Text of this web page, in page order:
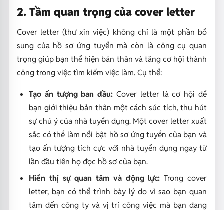
2. Tầm quan trọng của cover letter
Cover letter (thư xin việc) không chỉ là một phần bổ
sung của hồ sơ ứng tuyển mà còn là công cụ quan
trọng giúp bạn thể hiện bản thân và tăng cơ hội thành
công trong việc tìm kiếm việc làm. Cụ thể:
Tạo ấn tượng ban đầu: Cover letter là cơ hội để
bạn giới thiệu bản thân một cách súc tích, thu hút
sự chú ý của nhà tuyển dụng. Một cover letter xuất
sắc có thể làm nổi bật hồ sơ ứng tuyển của bạn và
tạo ấn tượng tích cực với nhà tuyển dụng ngay từ
lần đầu tiên họ đọc hồ sơ của bạn.
Hiển thị sự quan tâm và động lực: Trong cover
letter, bạn có thể trình bày lý do vì sao bạn quan
tâm đến công ty và vị trí công việc mà bạn đang